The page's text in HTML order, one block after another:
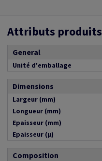
Attributs produits
General
Unité d'emballage
Dimensions
Largeur (mm)
Longueur (mm)
Epaisseur (mm)
Epaisseur (µ)
Composition